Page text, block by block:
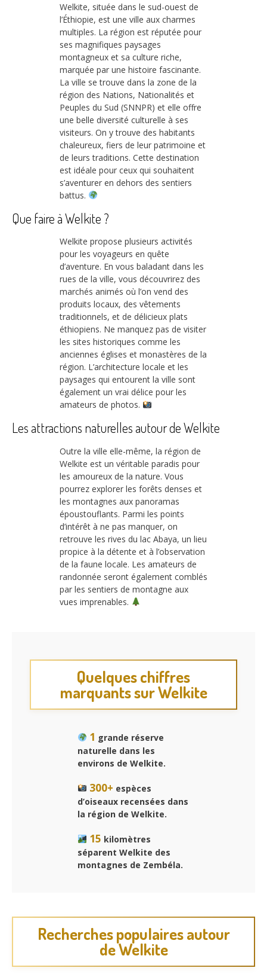
Welkite, située dans le sud-ouest de
l’Éthiopie, est une ville aux charmes
multiples. La région est réputée pour
ses magnifiques paysages
montagneux et sa culture riche,
marquée par une histoire fascinante.
La ville se trouve dans la zone de la
région des Nations, Nationalités et
Peuples du Sud (SNNPR) et elle offre
une belle diversité culturelle à ses
visiteurs. On y trouve des habitants
chaleureux, fiers de leur patrimoine et
de leurs traditions. Cette destination
est idéale pour ceux qui souhaitent
s’aventurer en dehors des sentiers
battus.
Que faire à Welkite ?
Welkite propose plusieurs activités
pour les voyageurs en quête
d’aventure. En vous baladant dans les
rues de la ville, vous découvrirez des
marchés animés où l’on vend des
produits locaux, des vêtements
traditionnels, et de délicieux plats
éthiopiens. Ne manquez pas de visiter
les sites historiques comme les
anciennes églises et monastères de la
région. L’architecture locale et les
paysages qui entourent la ville sont
également un vrai délice pour les
amateurs de photos.
Les attractions naturelles autour de Welkite
Outre la ville elle-même, la région de
Welkite est un véritable paradis pour
les amoureux de la nature. Vous
pourrez explorer les forêts denses et
les montagnes aux panoramas
époustouflants. Parmi les points
d’intérêt à ne pas manquer, on
retrouve les rives du lac Abaya, un lieu
propice à la détente et à l’observation
de la faune locale. Les amateurs de
randonnée seront également comblés
par les sentiers de montagne aux
vues imprenables.
Quelques chiffres
marquants sur Welkite
1 grande réserve
naturelle dans les
environs de Welkite.
300+ espèces
d’oiseaux recensées dans
la région de Welkite.
15 kilomètres
séparent Welkite des
montagnes de Zembéla.
Recherches populaires autour
de Welkite